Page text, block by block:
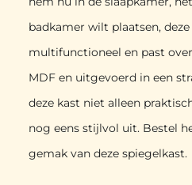
badkamer wilt plaatsen,
multifunctioneel en past
MDF en uitgevoerd in een
deze kast niet alleen
nog eens stijlvol uit. Bestel
gemak van deze spiegelkast.